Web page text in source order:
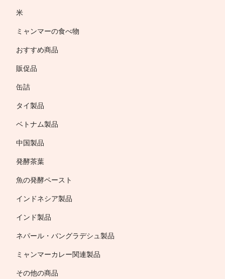
米
ミャンマーの食べ物
おすすめ商品
販促品
缶詰
タイ製品
ベトナム製品
中国製品
発酵茶葉
魚の発酵ペースト
インドネシア製品
インド製品
ネパール・バングラデシュ製品
ミャンマーカレー関連製品
その他の商品